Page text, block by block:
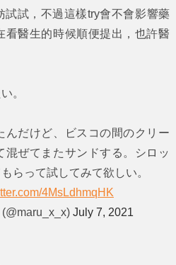
試試，不過這樣try會不會影響藥
看醫生的時候順便提出，也許醫
。
んだけど、ビスコの間のクリー
混ぜてまたサンドする。シロッ
らって試してみて欲しい。
4MsLdhmqHK
July 7, 2021